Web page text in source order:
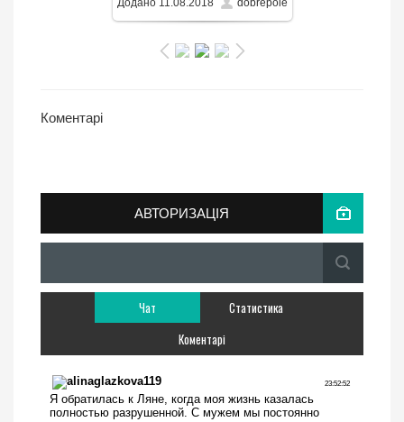
Додано11.08.2018 dobrepole
Коментарі
АВТОРИЗАЦІЯ
Чат
Статистика
Коментарі